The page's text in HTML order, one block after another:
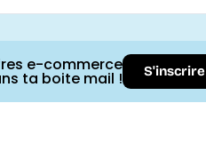
e-commerce
ta boite mail ! S'inscrire